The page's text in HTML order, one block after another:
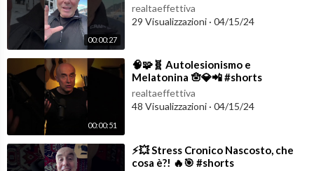
00:00:27
realtaeffettiva
29 Visualizzazioni · 04/15/24
00:00:51
⁣🧠🧩🧬 Autolesionismo e
Melatonina 🪬💎📲 #shorts
realtaeffettiva
48 Visualizzazioni · 04/15/24
⁣⚡️💥 Stress Cronico Nascosto, che
cosa è?! 🔥🎯 #shorts